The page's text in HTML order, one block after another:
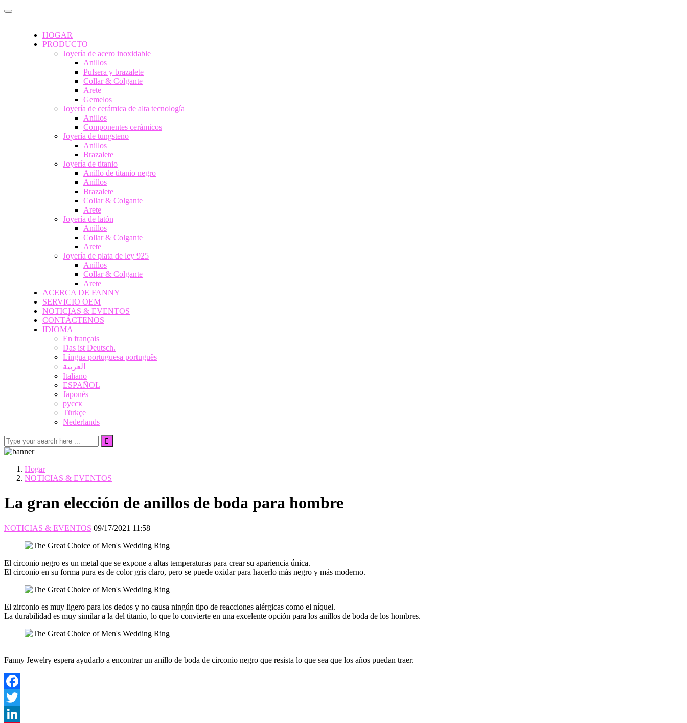
HOGAR
PRODUCTO
Joyería de acero inoxidable
Anillos
Pulsera y brazalete
Collar & Colgante
Arete
Gemelos
Joyería de cerámica de alta tecnología
Anillos
Componentes cerámicos
Joyería de tungsteno
Anillos
Brazalete
Joyería de titanio
Anillo de titanio negro
Anillos
Brazalete
Collar & Colgante
Arete
Joyería de latón
Anillos
Collar & Colgante
Arete
Joyería de plata de ley 925
Anillos
Collar & Colgante
Arete
ACERCA DE FANNY
SERVICIO OEM
NOTICIAS & EVENTOS
CONTÁCTENOS
IDIOMA
En français
Das ist Deutsch.
Língua portuguesa português
العربية
Italiano
ESPAÑOL
Japonés
русск
Türkçe
Nederlands
Hogar
NOTICIAS & EVENTOS
La gran elección de anillos de boda para hombre
NOTICIAS & EVENTOS 09/17/2021 11:58
El circonio negro es un metal que se expone a altas temperaturas para crear su apariencia única.
El circonio en su forma pura es de color gris claro, pero se puede oxidar para hacerlo más negro y más moderno.
El zirconio es muy ligero para los dedos y no causa ningún tipo de reacciones alérgicas como el níquel.
La durabilidad es muy similar a la del titanio, lo que lo convierte en una excelente opción para los anillos de boda de los hombres.
Fanny Jewelry espera ayudarlo a encontrar un anillo de boda de circonio negro que resista lo que sea que los años puedan traer.
Facebook
Twitter